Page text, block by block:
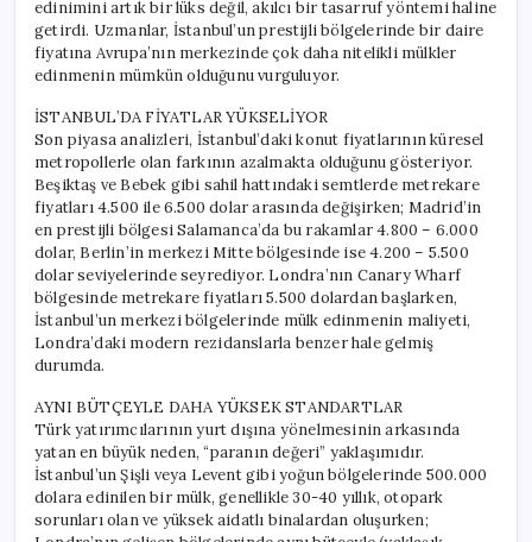
edinimini artık bir lüks değil, akılcı bir tasarruf yöntemi haline
getirdi. Uzmanlar, İstanbul’un prestijli bölgelerinde bir daire
fiyatına Avrupa’nın merkezinde çok daha nitelikli mülkler
edinmenin mümkün olduğunu vurguluyor.
İSTANBUL’DA FİYATLAR YÜKSELİYOR
Son piyasa analizleri, İstanbul’daki konut fiyatlarının küresel
metropollerle olan farkının azalmakta olduğunu gösteriyor.
Beşiktaş ve Bebek gibi sahil hattındaki semtlerde metrekare
fiyatları 4.500 ile 6.500 dolar arasında değişirken; Madrid’in
en prestijli bölgesi Salamanca’da bu rakamlar 4.800 – 6.000
dolar, Berlin’in merkezi Mitte bölgesinde ise 4.200 – 5.500
dolar seviyelerinde seyrediyor. Londra’nın Canary Wharf
bölgesinde metrekare fiyatları 5.500 dolardan başlarken,
İstanbul’un merkezi bölgelerinde mülk edinmenin maliyeti,
Londra’daki modern rezidanslarla benzer hale gelmiş
durumda.
AYNI BÜTÇEYLE DAHA YÜKSEK STANDARTLAR
Türk yatırımcılarının yurt dışına yönelmesinin arkasında
yatan en büyük neden, “paranın değeri” yaklaşımıdır.
İstanbul’un Şişli veya Levent gibi yoğun bölgelerinde 500.000
dolara edinilen bir mülk, genellikle 30-40 yıllık, otopark
sorunları olan ve yüksek aidatlı binalardan oluşurken;